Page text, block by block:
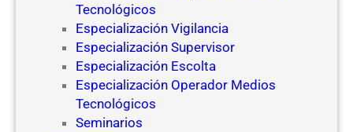
Tecnológicos
Especialización Vigilancia
Especialización Supervisor
Especialización Escolta
Especialización Operador Medios
Tecnológicos
Seminarios